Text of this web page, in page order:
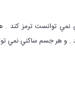
نمي توانست ترمز
. و هر جسم ساكني نمي